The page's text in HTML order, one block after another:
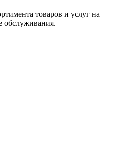
товаров и услуг на
обслуживания.